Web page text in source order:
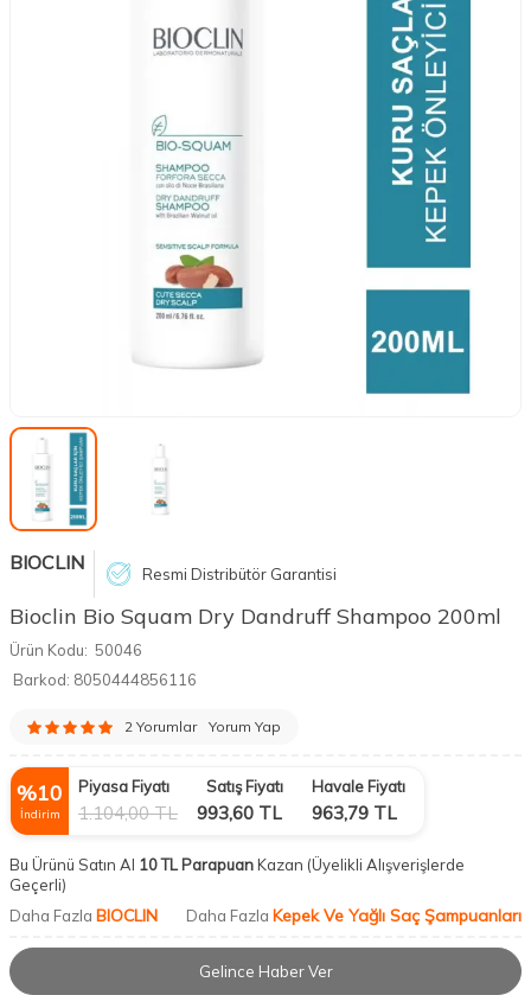
BIOCLIN Resmi Distribütör Garantisi
Bioclin Bio Squam Dry Dandruff Shampoo 200ml
Ürün Kodu: 50046
Barkod: 8050444856116
2 Yorumlar Yorum Yap
%10
İndirim
Piyasa Fiyatı
1.104,00TL
Satış Fiyatı
993,60 TL
Havale Fiyatı
963,79 TL
Bu Ürünü Satın Al 10 TL ParapuanKazan (Üyelikli Alışverişlerde
Geçerli)
Daha Fazla BIOCLIN Daha Fazla Kepek Ve Yağlı Saç Şampuanları
Gelince Haber Ver